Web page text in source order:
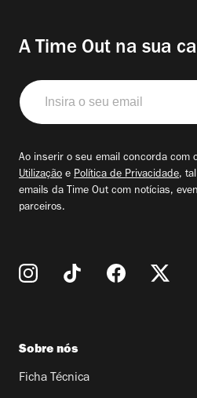
A Time Out na sua
Insira
o
seu
Ao inserir o seu email concorda com
Utilização e Política de Privacidade,
emails da Time Out com notícias,
parceiros.
Sobre nós
Ficha Técnica